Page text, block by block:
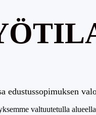
edustussopimuksen
valtuutetulla